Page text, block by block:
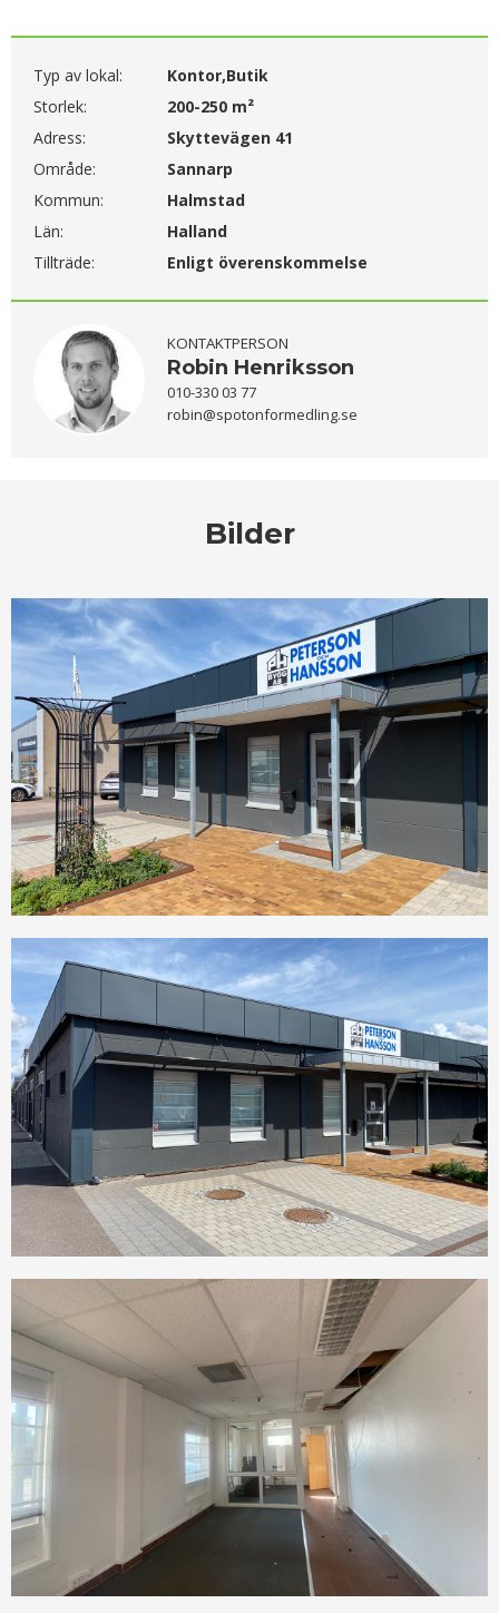
Typ av lokal:
Kontor,Butik
Storlek:
200-250 m²
Adress:
Skyttevägen 41
Område:
Sannarp
Kommun:
Halmstad
Län:
Halland
Tillträde:
Enligt överenskommelse
KONTAKTPERSON
Robin Henriksson
010-330 03 77
robin@spotonformedling.se
Bilder